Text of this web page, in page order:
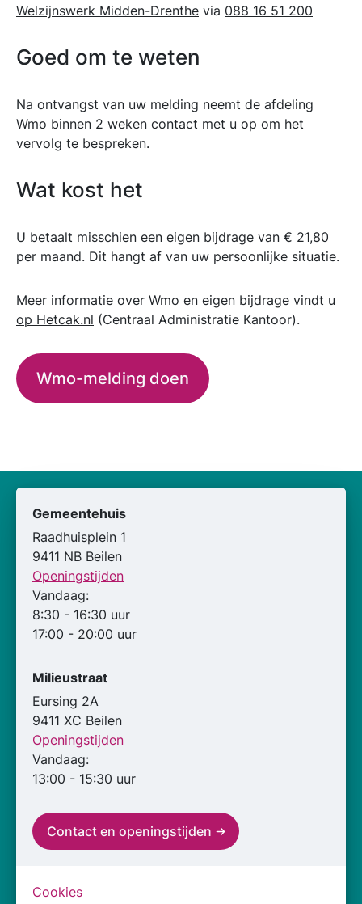
Welzijnswerk Midden-Drenthe via 088 16 51 200
Goed om te weten
Na ontvangst van uw melding neemt de afdeling
Wmo binnen 2 weken contact met u op om het
vervolg te bespreken.
Wat kost het
U betaalt misschien een eigen bijdrage van € 21,80
per maand. Dit hangt af van uw persoonlijke situatie.
Meer informatie over Wmo en eigen bijdrage vindt u
op Hetcak.nl (Centraal Administratie Kantoor).
Wmo-melding doen
Gemeentehuis
Raadhuisplein 1
9411 NB Beilen
Openingstijden
Vandaag:
8:30 - 16:30 uur
17:00 - 20:00 uur
Milieustraat
Eursing 2A
9411 XC Beilen
Openingstijden
Vandaag:
13:00 - 15:30 uur
Contact en openingstijden
Cookies